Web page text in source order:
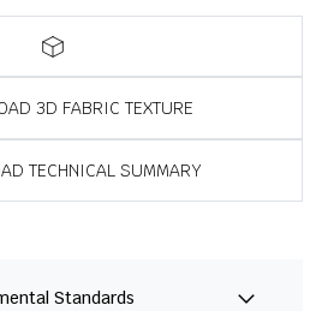
3D FABRIC TEXTURE
TECHNICAL SUMMARY
Standards